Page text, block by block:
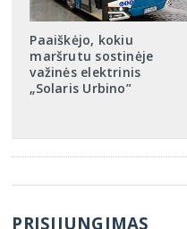
Paaiškėjo, kokiu
maršrutu sostinėje
važinės elektrinis
„Solaris Urbino”
PRISIJUNGIMAS